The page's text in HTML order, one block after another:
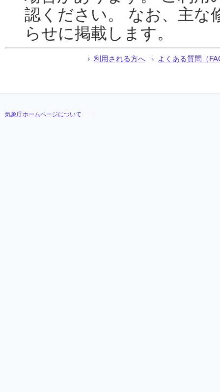
認ください。 なお、主な
らせに掲載します。
利用される方へ よくある質問（
気象庁ホームページについて